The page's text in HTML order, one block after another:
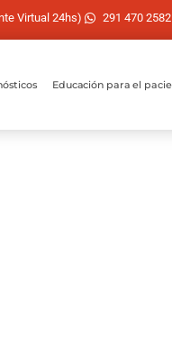
Virtual 24hs) 291 470
Educación para el